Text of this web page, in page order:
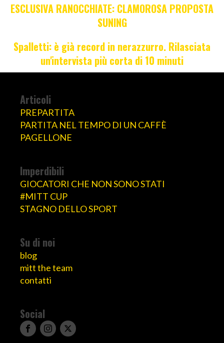
ESCLUSIVA RANOCCHIATE: CLAMOROSA PROPOSTA
SUNING
Spalletti: è già record in nerazzurro. Rilasciata
un'intervista più corta di 10 minuti
Articoli
PREPARTITA
PARTITA NEL TEMPO DI UN CAFFÈ
PAGELLONE
Imperdibili
GIOCATORI CHE NON SONO STATI
#MITT CUP
STAGNO DELLO SPORT
Su di noi
blog
mitt the team
contatti
Social